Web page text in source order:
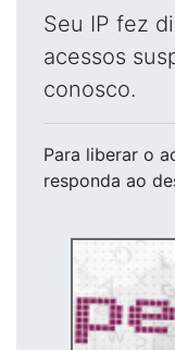
Seu IP fez
acessos
conosco.
Para liberar o
responda ao